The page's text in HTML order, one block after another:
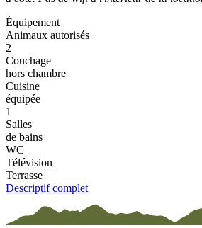
Équipement
Animaux autorisés
2
Couchage
hors chambre
Cuisine
équipée
1
Salles
de bains
WC
Télévision
Terrasse
Descriptif complet